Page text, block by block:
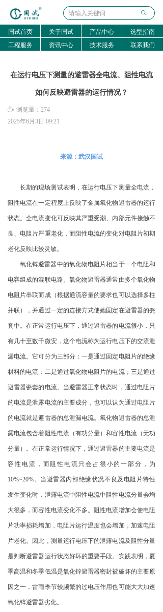
工程服务 资讯中心 技术服务 联系我们
国试首页 关于国试 产品中心 选型指南
ꄙ
在运行电压下测量的避雷器全电流、阻性电流
如何反映避雷器的运行情况？
来源：武汉国试
长期的现场测试表明，在运行电压下测量全电流，
阻性电流在一定程度上反映了金属氧化物避雷器的运行
状态。全电流变化可反映其严重受潮、内部元件接触不
良、电阻片严重老化，而阻性电流的变化对电阻片初期
老化反映比较灵敏。
氧化锌避雷器中的氧化物电阻片相当于一个电阻和
电容组成的混联电路。氧化物避雷器通常由多个氧化物
电阻片串联而成（根据通流容量的要求也可以选择多柱
并联），并通过一定的连接方式使她固定在避雷器的瓷
套中。在正常运行电压下，通过避雷器的电流很小，只
有几十至数千微安，这个电流称为运行电压下的交流泄
漏电流。它可分为三部分：一是通过固定电阻片的绝缘
材料的电流；二是通过氧化物电阻片的电流；三是通过
避雷器瓷套的电流。当避雷器正常状态时，通过电阻片
的电流是泄露电流的主要成分，也可以认为通过电阻片
的电流就是避雷器的总泄漏电流。氧化物避雷器的总泄
露电流包含着阻性电流（有功分量）和容性电流（无功
分量）。在正常运行情况下，通过避雷器的主要电流是
容性电流，而阻性电流只会占很小的一部分，为
10%~20%。当避雷器内部绝缘状况不良及电阻片特性
发生变化时，泄露电流中阻性电流中阻性电流分量会增
大很多，而容性电流变化不多。阻性电流增加会使电阻
片功率损耗增加，电阻片运行温度也会增加，加速电阻
片老化。因此，测量运行电压下的泄露电流及阻性分量
是判断避雷器运行状态好坏的重要手段。实践表明，夏
季高温和冬季低温是氧化锌避雷器密封被破坏的主要原
因之一，雷雨季节较频繁的过电压作用也可能大大加速
氧化锌避雷器劣化。
2025年6月3日 09:21
ꄘ 浏览量： 274